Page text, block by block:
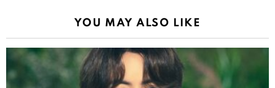
YOU MAY ALSO LIKE